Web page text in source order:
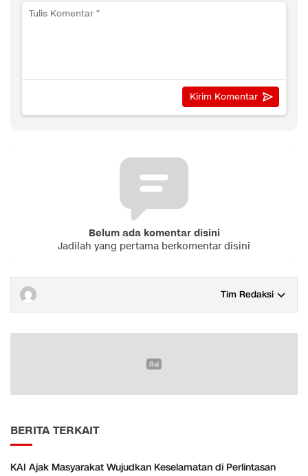
Belum ada komentar disini
Jadilah yang pertama berkomentar disini
Tim Redaksi
BERITA TERKAIT
KAI Ajak Masyarakat Wujudkan Keselamatan di Perlintasan